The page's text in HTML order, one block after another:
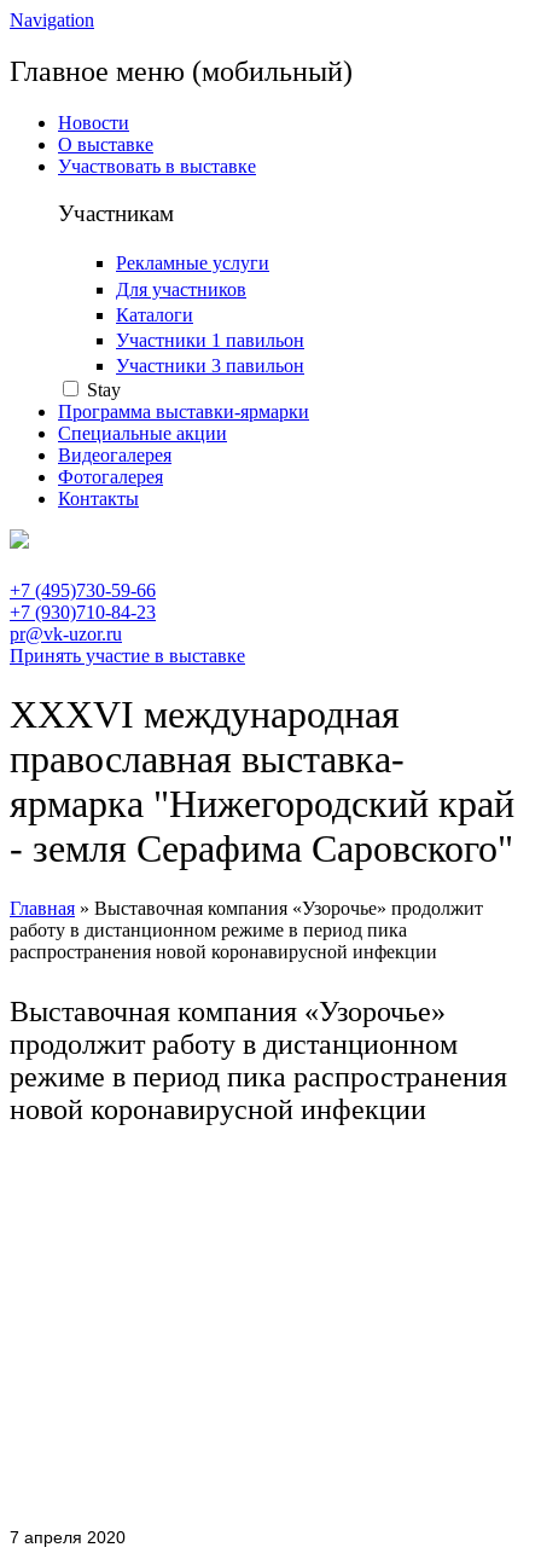
Navigation
Главное меню (мобильный)
Новости
О выставке
Участвовать в выставке
Участникам
Рекламные услуги
Для участников
Каталоги
Участники 1 павильон
Участники 3 павильон
Stay
Программа выставки-ярмарки
Специальные акции
Видеогалерея
Фотогалерея
Контакты
+7 (495)730-59-66
+7 (930)710-84-23
pr@vk-uzor.ru
Принять участие в выставке
XXXVI международная
православная выставка-
ярмарка "Нижегородский край
- земля Серафима Саровского"
Вы здесь
Главная » Выставочная компания «Узорочье» продолжит
работу в дистанционном режиме в период пика
распространения новой коронавирусной инфекции
Выставочная компания «Узорочье»
продолжит работу в дистанционном
режиме в период пика распространения
новой коронавирусной инфекции
7 апреля 2020